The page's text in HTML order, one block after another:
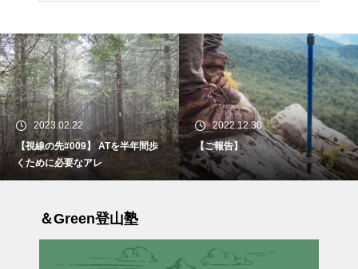
2023.02.22
【視線の先#009】 ATを半年間歩
くために必要なアレ
2022.12.30
【ご報告】
＆Green登山塾